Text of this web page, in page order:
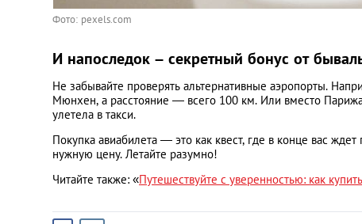
Фото: pexels.com
И напоследок – секретный бонус от
Не забывайте проверять альтернативные аэропорты.
Мюнхен, а расстояние — всего 100 км. Или вместо
улетела в такси.
Покупка авиабилета — это как квест, где в конце вас
нужную цену. Летайте разумно!
Читайте также: «Путешествуйте с уверенностью: как